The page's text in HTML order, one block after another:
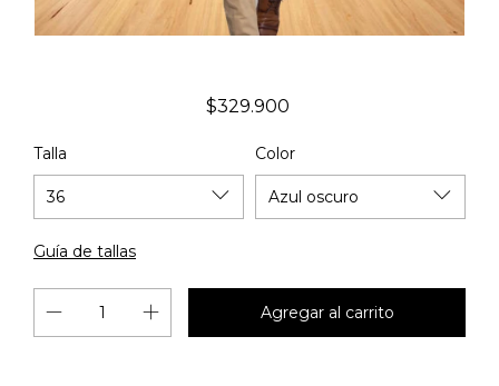
$329.900
Talla Color
Guía de tallas